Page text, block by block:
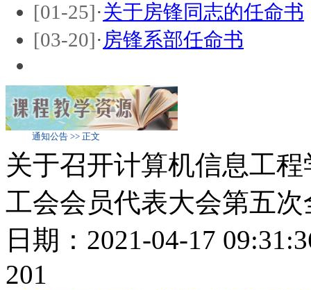
[01-25]·关于房锋同志的任命书
[03-20]· 房锋系部任命书
通知公告 >> 正文
关于召开计算机信息工
工会会员代表大会第五
日期：2021-04-17
201